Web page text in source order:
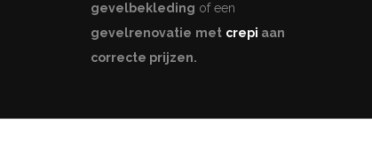
gevelbekleding of een
gevelrenovatie met crepi aan
correcte prijzen.